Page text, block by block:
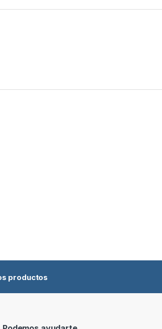
productos